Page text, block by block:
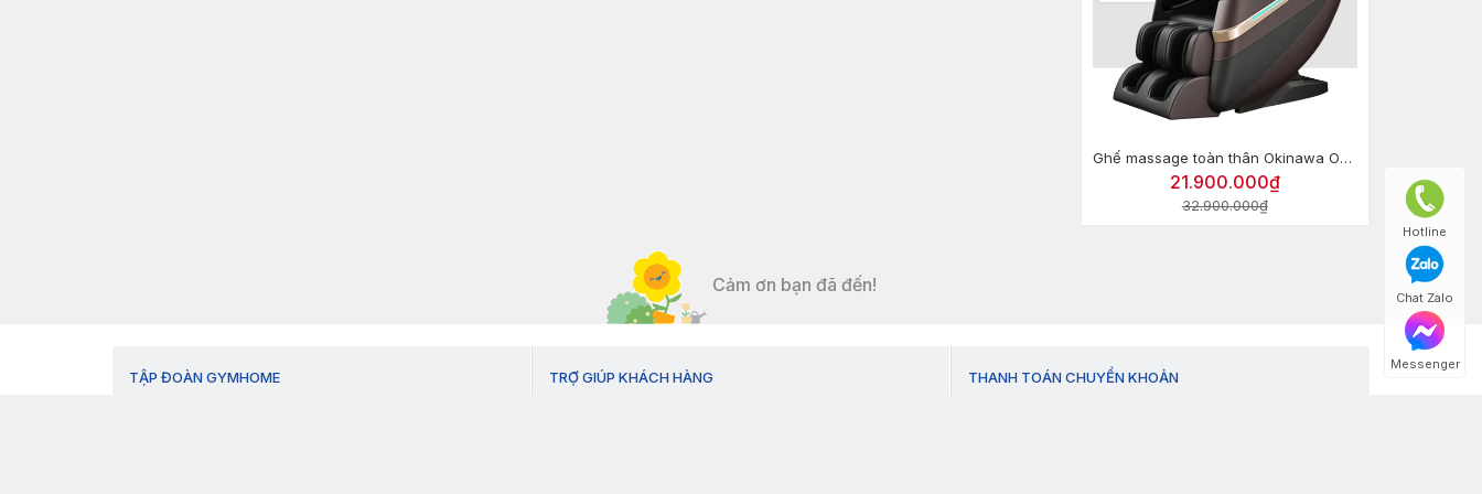
Ghế massage toàn thân Okinawa OS-414 Pro
21.900.000₫
32.900.000₫
Cảm ơn bạn đã đến!
TẬP ĐOÀN GYMHOME
TRỢ GIÚP KHÁCH HÀNG
THANH TOÁN CHUYỂN KHOẢN
Hotline
Chat Zalo
Messenger